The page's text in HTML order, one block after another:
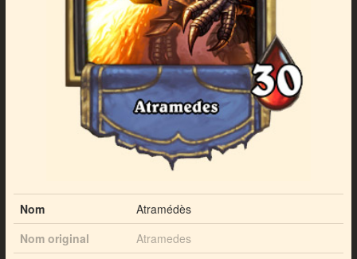
Nom
Atramédès
Nom original
Atramedes